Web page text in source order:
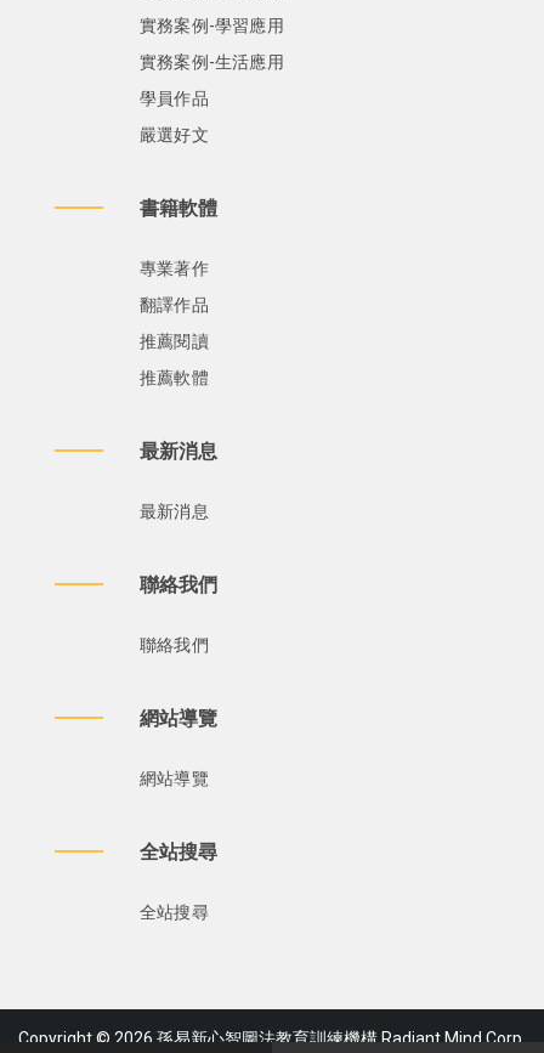
實務案例-學習應用
實務案例-生活應用
學員作品
嚴選好文
書籍軟體
專業著作
翻譯作品
推薦閱讀
推薦軟體
最新消息
最新消息
聯絡我們
聯絡我們
網站導覽
網站導覽
全站搜尋
全站搜尋
Copyright © 2026 孫易新心智圖法教育訓練機構 Radiant Mind Corp.